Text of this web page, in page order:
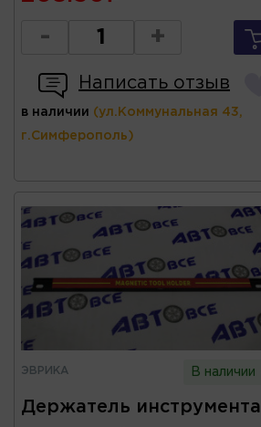
- +
Написать отзыв
в наличии (ул.Коммунальная 43,
г.Симферополь)
ЭВРИКА В наличии
Держатель инструмента